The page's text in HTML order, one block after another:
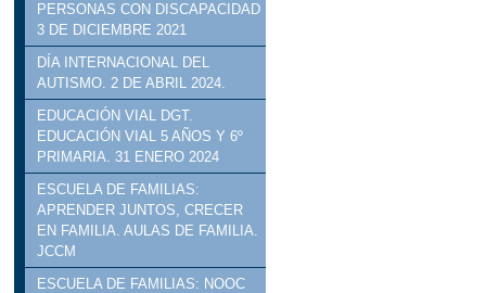
PERSONAS CON DISCAPACIDAD
3 DE DICIEMBRE 2021
DÍA INTERNACIONAL DEL
AUTISMO. 2 DE ABRIL 2024.
EDUCACIÓN VIAL DGT.
EDUCACIÓN VIAL 5 AÑOS Y 6º
PRIMARIA. 31 ENERO 2024
ESCUELA DE FAMILIAS:
APRENDER JUNTOS, CRECER
EN FAMILIA. AULAS DE FAMILIA.
JCCM
ESCUELA DE FAMILIAS: NOOC